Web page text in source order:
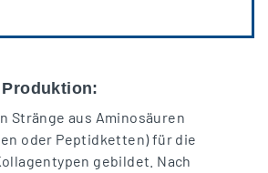
Stränge aus Aminosäuren
oder Peptidketten) für die
gebildet. Nach